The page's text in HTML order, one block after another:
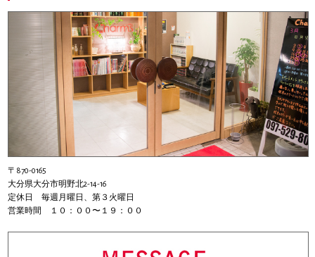
〒870-0165
大分県大分市明野北2-14-16
定休日 毎週月曜日、第３火曜日
営業時間 １０：００〜１９：００